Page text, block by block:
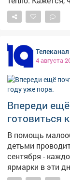
духоты, чем
одного из
повышенного риска 🌊 Безопасность
главная
населения и
молодёжью Итоги рейдов: 🔹Новоильинский:
проверены
(Березовая
фонтаны на
и озеро у трамвайного
посещены озёра
2». 🔹Кузнецкий: проверены каскады озер СНТ
Кульяновка,
4 августа
Впереди
готовиться
В помощь
детьми
сентября -
ярмарки в эти